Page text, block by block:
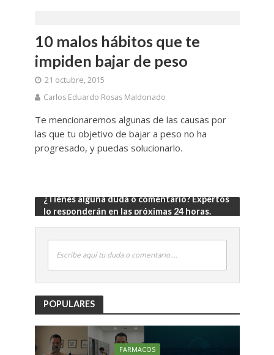
10 malos hábitos que te
impiden bajar de peso
21 octubre, 2015
Carlos Eduardo Rosas Maldonado
Te mencionaremos algunas de las causas por
las que tu objetivo de bajar a peso no ha
progresado, y puedas solucionarlo.
¿Tienes alguna duda o comentario? Expertos
lo responderán en las próximas 24 horas.
Escribe aquí tu duda o comentario....
POPULARES
FARMACOS